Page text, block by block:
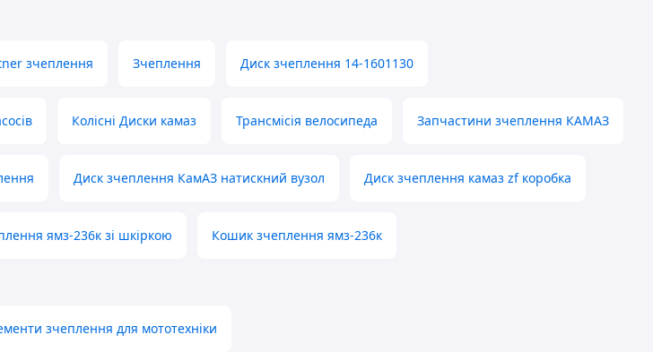
зчеплення Зчеплення Диск зчеплення 14-1601130
Колісні Диски камаз Трансмісія велосипеда Запчастини зчеплення КАМАЗ
Диск зчеплення КамАЗ натискний вузол Диск зчеплення камаз zf коробка
ямз-236к зі шкіркою Кошик зчеплення ямз-236к
зчеплення для мототехніки